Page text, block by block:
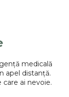
medicală
apel distanță.
ai nevoie.